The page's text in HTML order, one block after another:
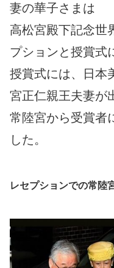
妻の華子さまは
高松宮殿下記念世
プションと授賞式
授賞式には、日本
宮正仁親王夫妻が
常陸宮から受賞者
した。
レセプションでの常陸